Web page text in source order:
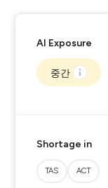
AI Exposure
중간
Shortage in
TAS ACT